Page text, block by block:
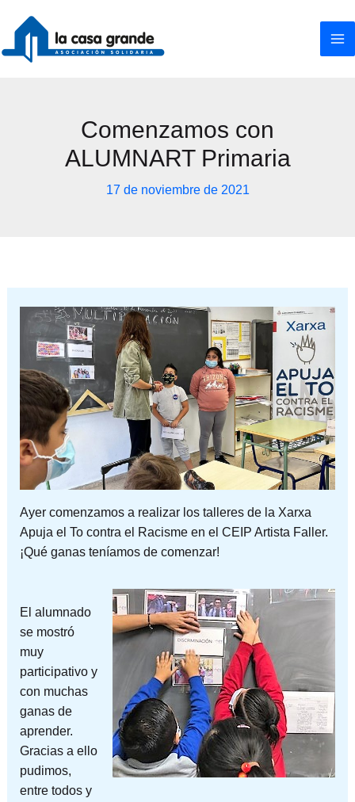
contenido
Comenzamos con
ALUMNART Primaria
17 de noviembre de 2021
Ayer comenzamos a realizar los talleres de la Xarxa
Apuja el To contra el Racisme en el CEIP Artista Faller.
¡Qué ganas teníamos de comenzar!
El alumnado
se mostró
muy
participativo y
con muchas
ganas de
aprender.
Gracias a ello
pudimos,
entre todos y